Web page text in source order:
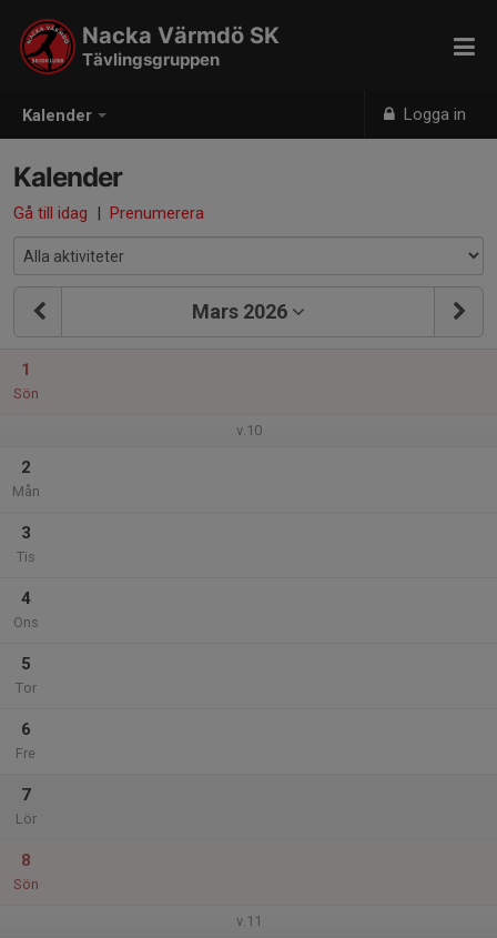
Kalender Logga in
Nacka Värmdö SK
Tävlingsgruppen
Kalender
Gå till idag | Prenumerera
Mars 2026
1
Sön
v.10
2
Mån
3
Tis
4
Ons
5
Tor
6
Fre
7
Lör
8
Sön
v.11